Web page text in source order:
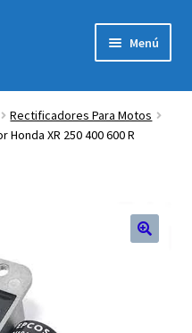
Menú
Rectificadores Para Motos
Honda XR 250 400 600 R